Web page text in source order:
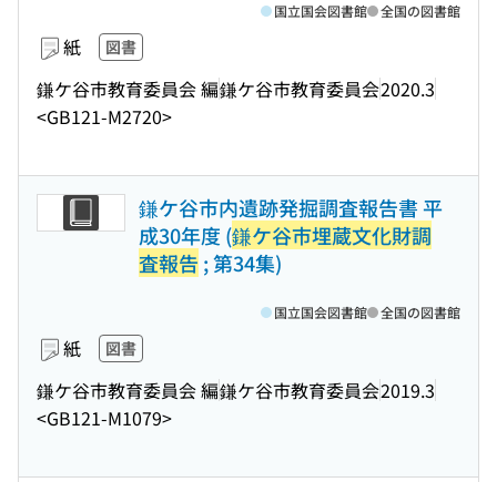
紙 図書
鎌ケ谷市教育委員会 編鎌ケ谷市教育委員会2020.3
<GB121-M2720>
国立国会図書館 全国の図書館
鎌ケ谷市内遺跡発掘調査報告書 平
成30年度 (鎌ケ谷市埋蔵文化財調
査報告 ; 第34集)
紙 図書
鎌ケ谷市教育委員会 編鎌ケ谷市教育委員会2019.3
<GB121-M1079>
国立国会図書館 全国の図書館